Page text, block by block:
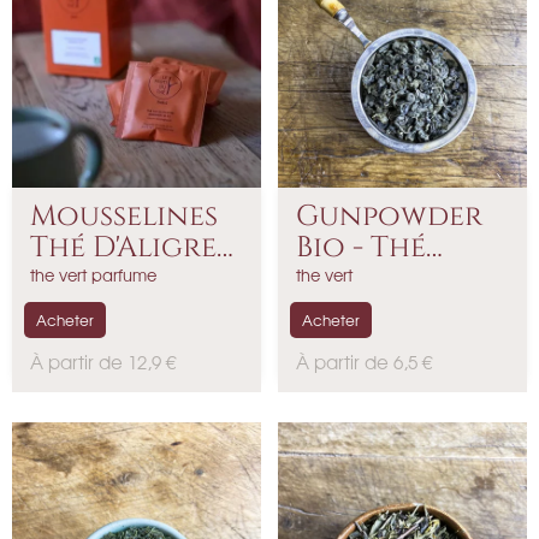
Mousselines
Thé D'Aligre
-...
the vert parfume
P
x
À partir de 12,9 €
Acheter
Gunpowder
Bio - Thé
Vert...
the vert
P
x
À partir de 6,5 €
Acheter